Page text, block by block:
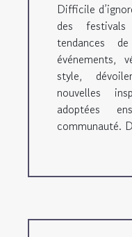
Difficile
des
tendances
événements,
style,
nouvelles
adoptées
communauté.